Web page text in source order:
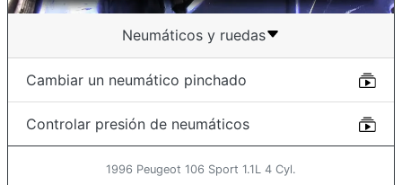
Neumáticos y ruedas
Cambiar un neumático pinchado
Controlar presión de neumáticos
1996 Peugeot 106 Sport 1.1L 4 Cyl.